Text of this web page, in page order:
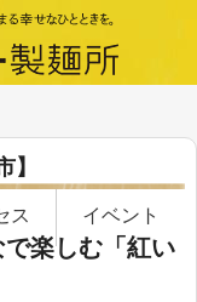
ス イベント
楽しむ「紅い